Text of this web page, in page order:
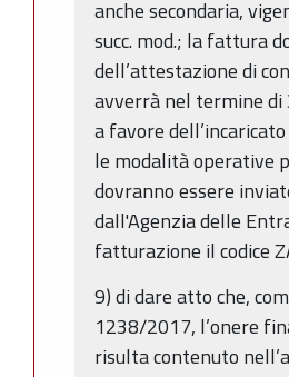
anche secondaria,
succ. mod.; la fattura
dell’attestazione di
avverrà nel termine
a favore
le modalità operative
dovranno essere
dall'Agenzia delle
fatturazione il codice
9) di dare atto che,
1238/2017, l’onere
risulta contenuto